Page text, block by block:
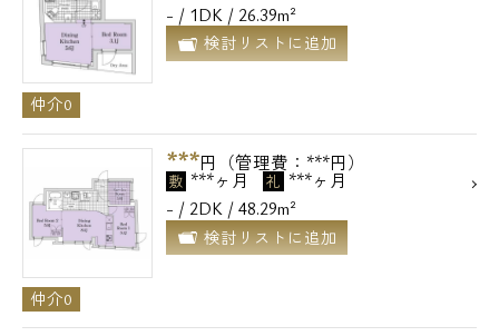
- / 1DK / 26.39m²
検討リストに追加
仲介0
***円（管理費：***円）
敷 ***ヶ月 礼 ***ヶ月
- / 2DK / 48.29m²
検討リストに追加
仲介0